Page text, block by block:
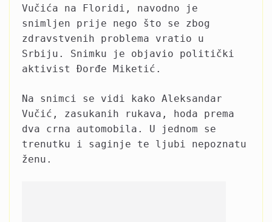
Vučića na Floridi, navodno je
snimljen prije nego što se zbog
zdravstvenih problema vratio u
Srbiju. Snimku je objavio politički
aktivist Đorđe Miketić.
Na snimci se vidi kako Aleksandar
Vučić, zasukanih rukava, hoda prema
dva crna automobila. U jednom se
trenutku i saginje te ljubi nepoznatu
ženu.